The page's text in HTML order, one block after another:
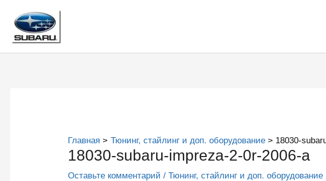
содержимому
Главная Тюнинг, стайлинг и доп. оборудование 18030-
18030-subaru-impreza-2-0r-2006-a
Оставьте комментарий /Тюнинг, стайлинг и доп. оборудование